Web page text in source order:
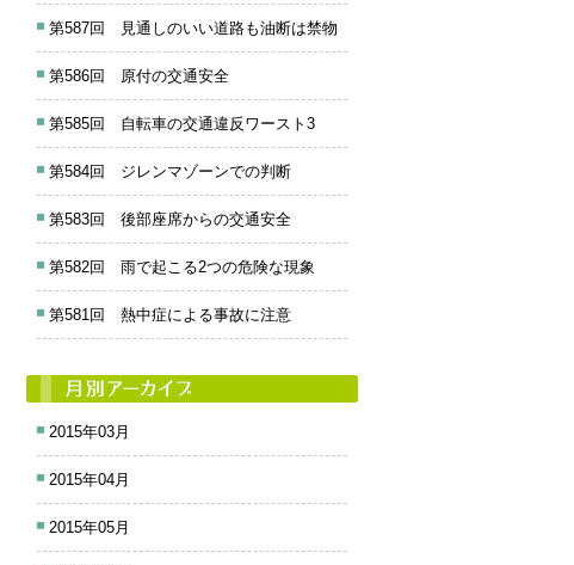
第587回 見通しのいい道路も油断は禁物
第586回 原付の交通安全
第585回 自転車の交通違反ワースト3
第584回 ジレンマゾーンでの判断
第583回 後部座席からの交通安全
第582回 雨で起こる2つの危険な現象
第581回 熱中症による事故に注意
2015年03月
2015年04月
2015年05月